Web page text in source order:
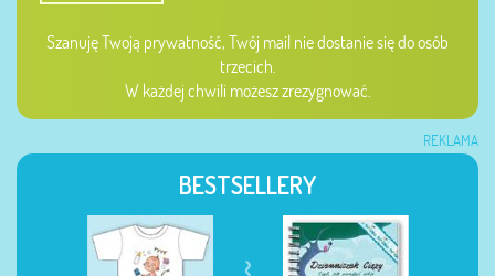
Szanuję Twoją prywatność, Twój mail nie dostanie się do osób
trzecich.
W każdej chwili możesz zrezygnować.
REKLAMA
BESTSELLERY